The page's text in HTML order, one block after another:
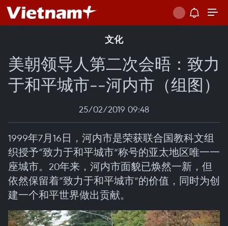
文化
美朝领导人第二次会晤：致力
于和平城市--河内市（组图）
25/02/2019 09:48
1999年7月16日，河内市是荣获联合国教科文组
织授予“致力于和平城市”称号的亚太地区唯一一
座城市。20年来，河内市面貌已焕然一新，但
依然保留着“致力于和平城市”的价值，同时为创
建一个和平世界做出贡献。